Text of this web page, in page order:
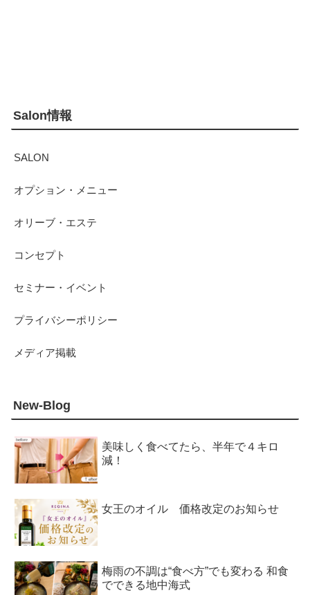
Salon情報
SALON
オプション・メニュー
オリーブ・エステ
コンセプト
セミナー・イベント
プライバシーポリシー
メディア掲載
New-Blog
美味しく食べてたら、半年で４キロ
減！
女王のオイル 価格改定のお知らせ
梅雨の不調は“食べ方”でも変わる 和食
でできる地中海式